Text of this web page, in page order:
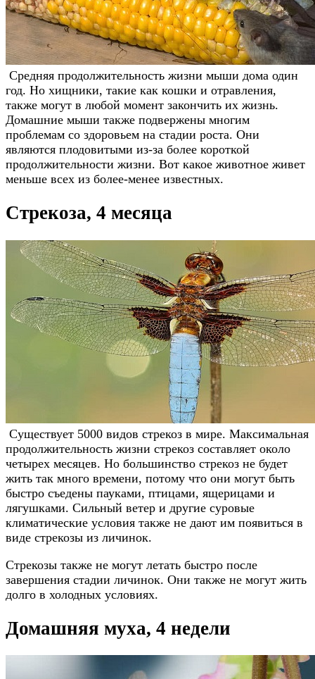
Средняя продолжительность жизни мыши дома один
год. Но хищники, такие как кошки и отравления,
также могут в любой момент закончить их жизнь.
Домашние мыши также подвержены многим
проблемам со здоровьем на стадии роста. Они
являются плодовитыми из-за более короткой
продолжительности жизни. Вот какое животное живет
меньше всех из более-менее известных.
Стрекоза, 4 месяца
Существует 5000 видов стрекоз в мире. Максимальная
продолжительность жизни стрекоз составляет около
четырех месяцев. Но большинство стрекоз не будет
жить так много времени, потому что они могут быть
быстро съедены пауками, птицами, ящерицами и
лягушками. Сильный ветер и другие суровые
климатические условия также не дают им появиться в
виде стрекозы из личинок.
Стрекозы также не могут летать быстро после
завершения стадии личинок. Они также не могут жить
долго в холодных условиях.
Домашняя муха, 4 недели